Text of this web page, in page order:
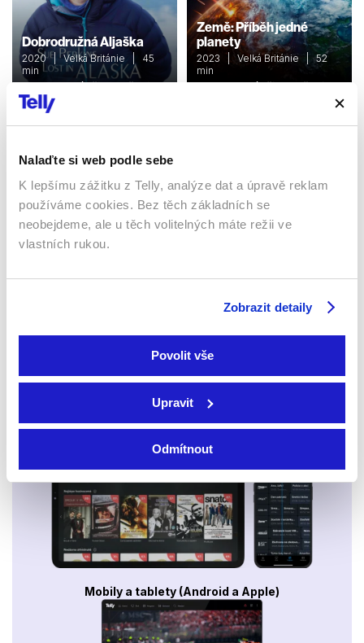
Nalaďte si web podle sebe
K lepšímu zážitku z Telly, analýze dat a úpravě reklam
používáme cookies. Bez těch základních se
neobejdeme, ale u těch volitelných máte režii ve
vlastních rukou.
Zobrazit detaily
Povolit vše
Upravit
Odmítnout
Dobrodružná Aljaška
2020 | Velká Británie | 45
min
Dokumenty / Přírodovědní
Země: Příběh jedné
planety
2023 | Velká Británie | 52
min
Dokumenty / Přírodovědní
Sledujte kdekoliv až na 6 zařízeních
Sledovat internetovou televizi jde odkudkoliv
po celé EU, a to až na 6 zařízeních.
Smart TV - Android, Google, Samsung, LG, VIDAA
Mobily a tablety (Android a Apple)